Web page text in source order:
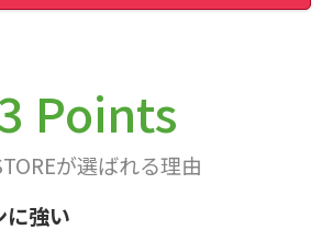
Points
が選ばれる理由
に強い